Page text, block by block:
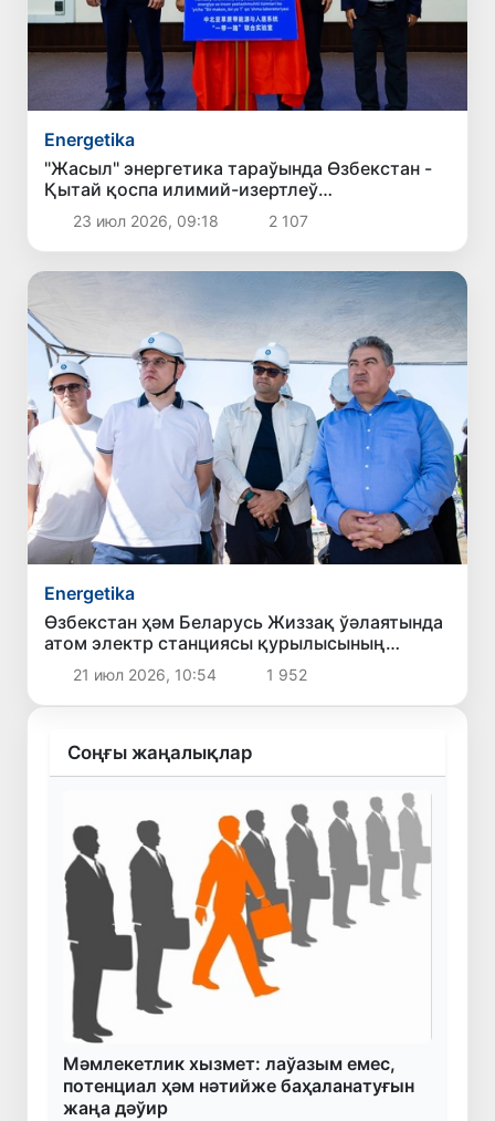
Energetika
"Жасыл" энергетика тараўында Өзбекстан -
Қытай қоспа илимий-изертлеў
лабораториясы ашылды
23 июл 2026, 09:18 2 107
Energetika
Өзбекстан ҳәм Беларусь Жиззақ ўәлаятында
атом электр станциясы қурылысының
барысын додалады
21 июл 2026, 10:54 1 952
Соңғы жаңалықлар
Мәмлекетлик хызмет: лаўазым емес,
потенциал ҳәм нәтийже баҳаланатуғын
жаңа дәўир